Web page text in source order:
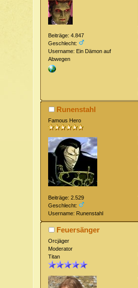
Beiträge: 4.847
Geschlecht:
Username: Ein Dämon auf
Abwegen
Runenstahl
Famous Hero
Beiträge: 2.529
Geschlecht:
Username: Runenstahl
Feuersänger
Orcjäger
Moderator
Titan